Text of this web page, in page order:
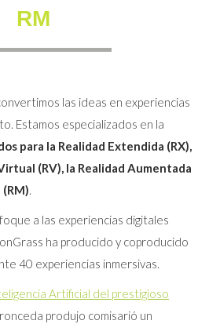
RM
las ideas en experiencias
Estamos especializados en la
para la Realidad Extendida (RX),
(RV), la Realidad Aumentada
.
a las experiencias digitales
ha producido y coproducido
40 experiencias inmersivas.
Artificial del prestigioso
produjo comisarió un